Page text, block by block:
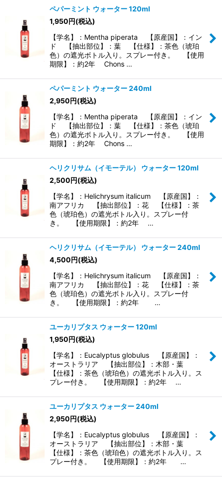
ペパーミント ウォーター 120ml
1,950円(税込)
【学名】：Mentha piperata 【原産国】：イン
ド 【抽出部位】：葉 【仕様】：茶色（琥珀
色）の遮光ボトル入り。スプレー付き。 【使用
期限】：約2年 Chons …
ペパーミント ウォーター 240ml
2,950円(税込)
【学名】：Mentha piperata 【原産国】：イン
ド 【抽出部位】：葉 【仕様】：茶色（琥珀
色）の遮光ボトル入り。スプレー付き。 【使用
期限】：約2年 Chons …
ヘリクリサム（イモーテル） ウォーター 120ml
2,500円(税込)
【学名】：Helichrysum italicum 【原産国】：
南アフリカ 【抽出部位】：花 【仕様】：茶
色（琥珀色）の遮光ボトル入り。スプレー付
き。 【使用期限】：約2年 …
ヘリクリサム（イモーテル） ウォーター 240ml
4,500円(税込)
【学名】：Helichrysum italicum 【原産国】：
南アフリカ 【抽出部位】：花 【仕様】：茶
色（琥珀色）の遮光ボトル入り。スプレー付
き。 【使用期限】：約2年 …
ユーカリプタス ウォーター 120ml
1,950円(税込)
【学名】：Eucalyptus globulus 【原産国】：
オーストラリア 【抽出部位】：木部・葉
【仕様】：茶色（琥珀色）の遮光ボトル入り。ス
プレー付き。 【使用期限】：約2年 …
ユーカリプタス ウォーター 240ml
2,950円(税込)
【学名】：Eucalyptus globulus 【原産国】：
オーストラリア 【抽出部位】：木部・葉
【仕様】：茶色（琥珀色）の遮光ボトル入り。ス
プレー付き。 【使用期限】：約2年 …